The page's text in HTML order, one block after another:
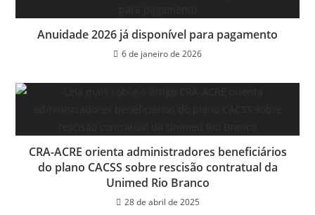
o p er dl
y
Anuidade 2026 já disponível para pagamento
6 de janeiro de 2026
CRA-ACRE orienta administradores beneficiários
do plano CACSS sobre rescisão contratual da
Unimed Rio Branco
28 de abril de 2025